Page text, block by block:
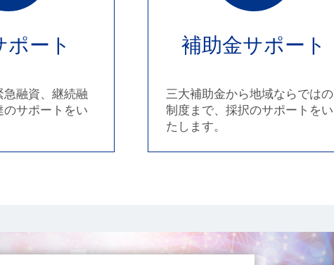
ポート
融資、継続融
のサポートをい
補助金サポート
三大補助金から地域ならではの
制度まで、採択のサポートをい
たします。